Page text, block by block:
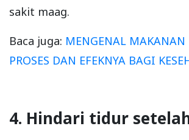
sakit maag.
Baca juga: MENGENAL MAKANAN
PROSES DAN EFEKNYA BAGI
4. Hindari tidur